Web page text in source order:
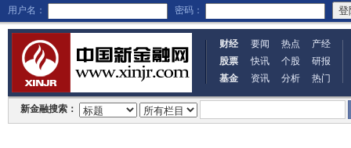
用户名： 密码：
财经 要闻 热点
产经
股票
快讯 个股
研报
基金
资讯 分析 热门
新金融搜索：